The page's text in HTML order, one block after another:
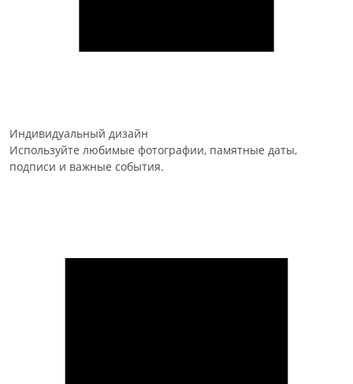
Индивидуальный дизайн
Используйте любимые фотографии, памятные даты,
подписи и важные события.